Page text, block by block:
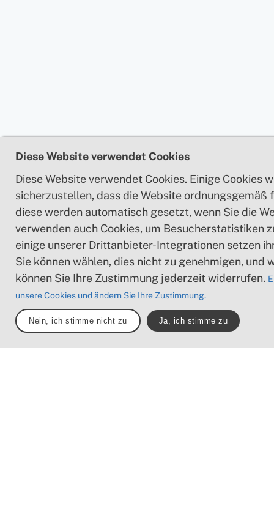
Diese Website verwendet Cookies
Diese Website verwendet Cookies. Einige Cookies
sicherzustellen, dass die Website ordnungsgemäß
diese werden automatisch gesetzt, wenn Sie die
verwenden auch Cookies, um Besucherstatistiken
einige unserer Drittanbieter-Integrationen setzen
Sie können wählen, dies nicht zu genehmigen, und
können Sie Ihre Zustimmung jederzeit widerrufen.
unsere Cookies und ändern Sie Ihre Zustimmung.
Nein, ich stimme nicht zu Ja, ich stimme zu